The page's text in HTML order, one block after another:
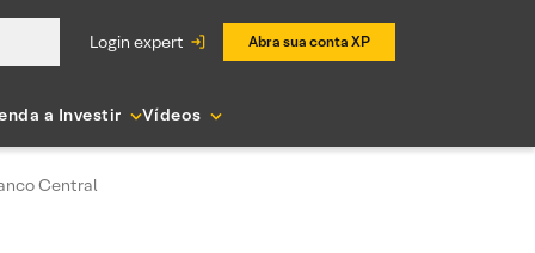
login expert Abra sua conta XP
a Investir Vídeos
Central